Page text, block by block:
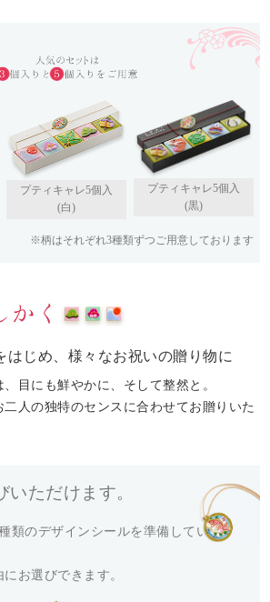
プティキャレ5個入
(白)
プティキャレ5個入
(黒)
※柄はそれぞれ3種類ずつご用意しております
はじめ、様々なお祝いの贈り物に
目にも鮮やかに、そして整然と。
人の独特のセンスに合わせてお贈りいた
いただけます。
類のデザインシールを準備してい
お選びできます。